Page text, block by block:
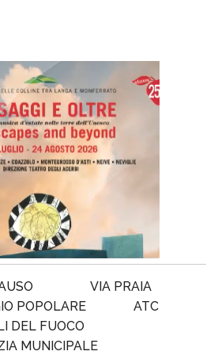
VIA PRAIA
POPOLARE
ATC
DEL FUOCO
MUNICIPALE